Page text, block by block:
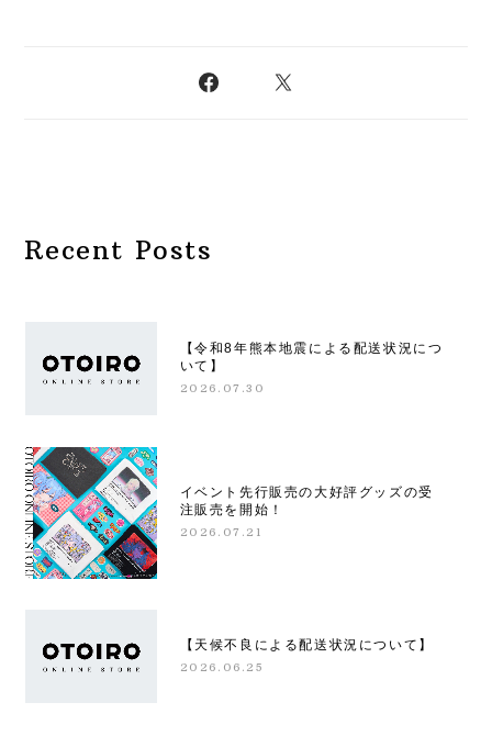
Recent Posts
【令和8年熊本地震による配送状況につ
いて】
2026.07.30
イベント先行販売の大好評グッズの受
注販売を開始！
2026.07.21
【天候不良による配送状況について】
2026.06.25